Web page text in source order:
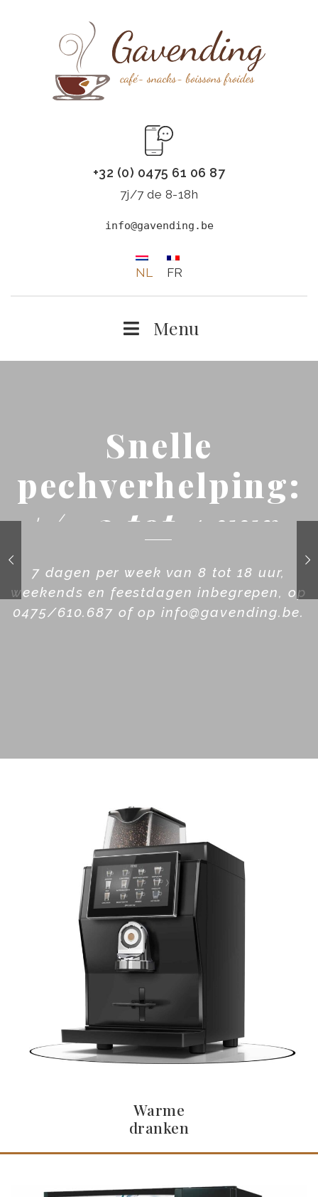
+32 (0) 0475 61 06 87
7j/7 de 8-18h
info@gavending.be
NL FR
Menu
Snelle
pechverhelping:
+/- 2 tot 4 uur.
7 dagen per week van 8 tot 18 uur,
weekends en feestdagen inbegrepen, op
0475/610.687 of op info@gavending.be.
Warme
dranken